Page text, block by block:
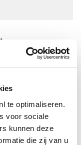
te optimaliseren.
voor sociale
kunnen deze
die zij van u